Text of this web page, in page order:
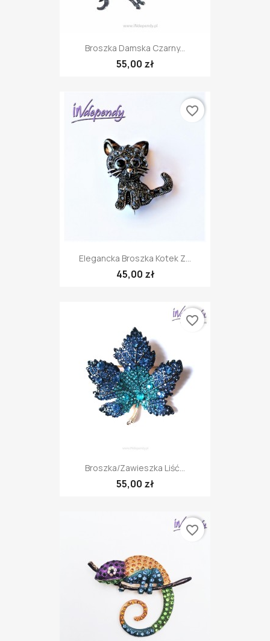
Broszka Damska Czarny...
55,00 zł
Elegancka Broszka Kotek Z...
45,00 zł
favorite_border
Broszka/zawieszka Liść...
55,00 zł
favorite_border
favorite_border